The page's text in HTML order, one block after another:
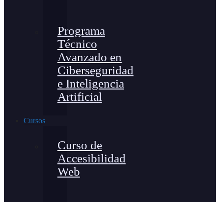
Programa
Técnico
Avanzado en
Ciberseguridad
e Inteligencia
Artificial
Cursos
Curso de
Accesibilidad
Web